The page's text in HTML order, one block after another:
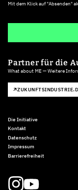
Mit dem Klick auf "Absenden"
Partner für die
What about ME — Weitere
Die Initiative
Kontakt
Datenschutz
Impressum
Barrierefreiheit